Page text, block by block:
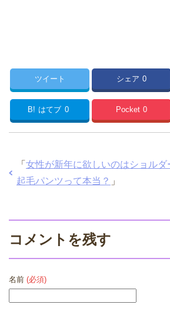
ツイート シェア 0
B! はてブ 0 Pocket 0
「 女性が新年に欲しいのはショル
起毛パンツって本当？ 」
コメントを残す
名前 (必須)